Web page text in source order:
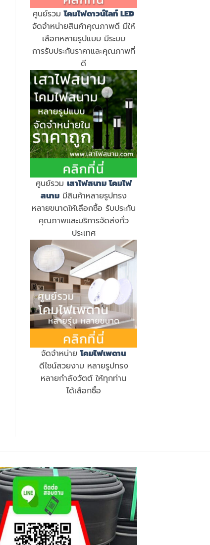
ศูนย์รวมโคมไฟดาวน์ไลท์ LED
จัดจำหน่ายสินค้าคุณภาพดี มีให้
เลือกหลายรูปแบบ มีระบบ
การรับประกันราคาและคุณภาพที่
ดี
ศูนย์รวม เสาไฟสนาม โคมไฟ
สนามมีสินค้าหลายรูปทรง
หลายขนาดให้เลือกซื้อ รับประกัน
คุณภาพและบริการจัดส่งทั่ว
ประเทศ
จัดจำหน่ายโคมไฟเพดาน
ดีไซน์สวยงาม หลายรูปทรง
หลายกำลังวัตต์ ให้ทุกท่าน
ได้เลือกซื้อ